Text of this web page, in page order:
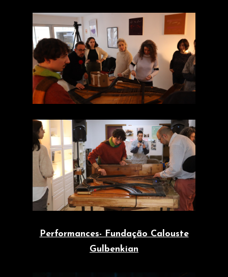
Performances- Fundação Calouste
Gulbenkian